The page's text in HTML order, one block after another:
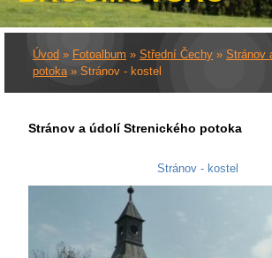
Úvod » Fotoalbum » Střední Čechy » Stránov
potoka» Stránov - kostel
Stránov a údolí Strenického potoka
Stránov - kostel